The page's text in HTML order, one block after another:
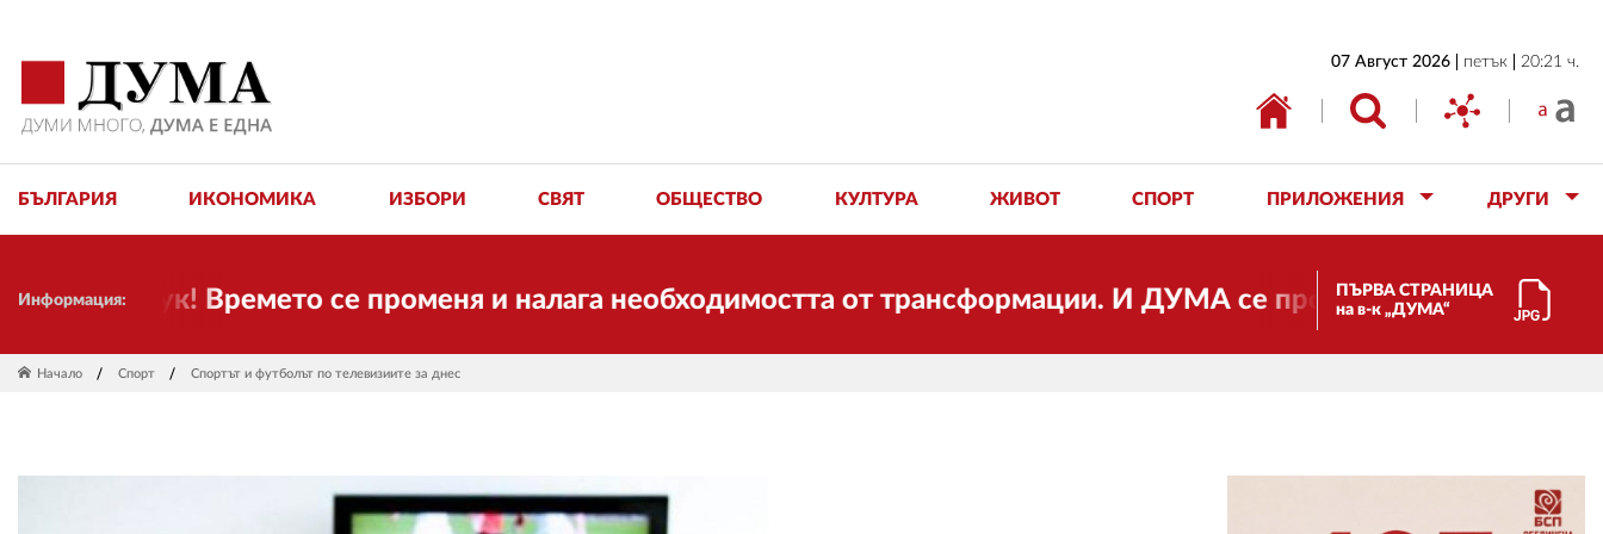
07 Август 2026 петък 20:21 ч.
БЪЛГАРИЯ ИКОНОМИКА ИЗБОРИ СВЯТ ОБЩЕСТВО КУЛТУРА ЖИВОТ СПОРТ ПРИЛОЖЕНИЯ ДРУГИ
Информация:
тук! Времето се променя и налага необходимостта от трансформации. И ДУМА се променя и става електронно
ПЪРВА СТРАНИЦА
на в-к „ДУМА“
Начало Спорт Спортът и футболът по телевизиите за днес
ИКОНОМИКА
ОБЩЕСТВО